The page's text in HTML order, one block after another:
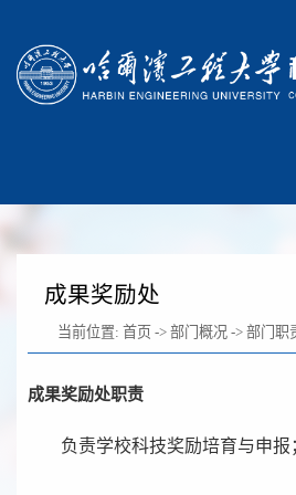
成果奖励处
当前位置: 首页 -> 部门概况 -> 部门职
成果奖励处职责
负责学校科技奖励培育与申报